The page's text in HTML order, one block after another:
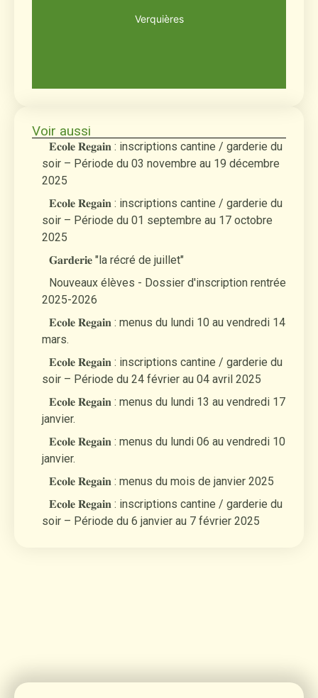
Verquières
Découvrir
Voir aussi
𝐄𝐜𝐨𝐥𝐞 𝐑𝐞𝐠𝐚𝐢𝐧 : inscriptions cantine / garderie du
soir – Période du 03 novembre au 19 décembre
2025
𝐄𝐜𝐨𝐥𝐞 𝐑𝐞𝐠𝐚𝐢𝐧 : inscriptions cantine / garderie du
soir – Période du 01 septembre au 17 octobre
2025
𝐆𝐚𝐫𝐝𝐞𝐫𝐢𝐞 "la récré de juillet"
Nouveaux élèves - Dossier d'inscription rentrée
2025-2026
𝐄𝐜𝐨𝐥𝐞 𝐑𝐞𝐠𝐚𝐢𝐧 : menus du lundi 10 au vendredi 14
mars.
𝐄𝐜𝐨𝐥𝐞 𝐑𝐞𝐠𝐚𝐢𝐧 : inscriptions cantine / garderie du
soir – Période du 24 février au 04 avril 2025
𝐄𝐜𝐨𝐥𝐞 𝐑𝐞𝐠𝐚𝐢𝐧 : menus du lundi 13 au vendredi 17
janvier.
𝐄𝐜𝐨𝐥𝐞 𝐑𝐞𝐠𝐚𝐢𝐧 : menus du lundi 06 au vendredi 10
janvier.
𝐄𝐜𝐨𝐥𝐞 𝐑𝐞𝐠𝐚𝐢𝐧 : menus du mois de janvier 2025
𝐄𝐜𝐨𝐥𝐞 𝐑𝐞𝐠𝐚𝐢𝐧 : inscriptions cantine / garderie du
soir – Période du 6 janvier au 7 février 2025